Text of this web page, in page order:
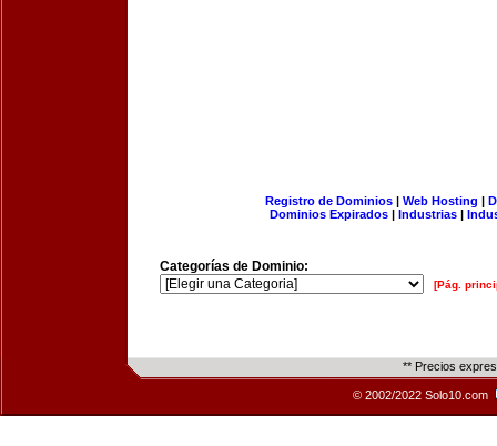
Registro de Dominios| Web Hosting |
Dominios Expirados | Industrias |
Categorías de Dominio:
[Pág.
** Precios
© 2002/2022 Solo10.com